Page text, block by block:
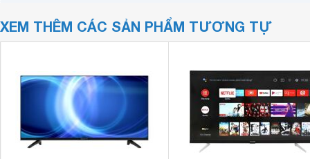
XEM THÊM CÁC SẢN PHẨM TƯƠNG TỰ